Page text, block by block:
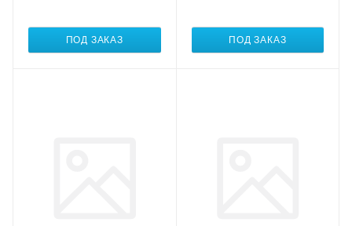
ПОД ЗАКАЗ ПОД ЗАКАЗ